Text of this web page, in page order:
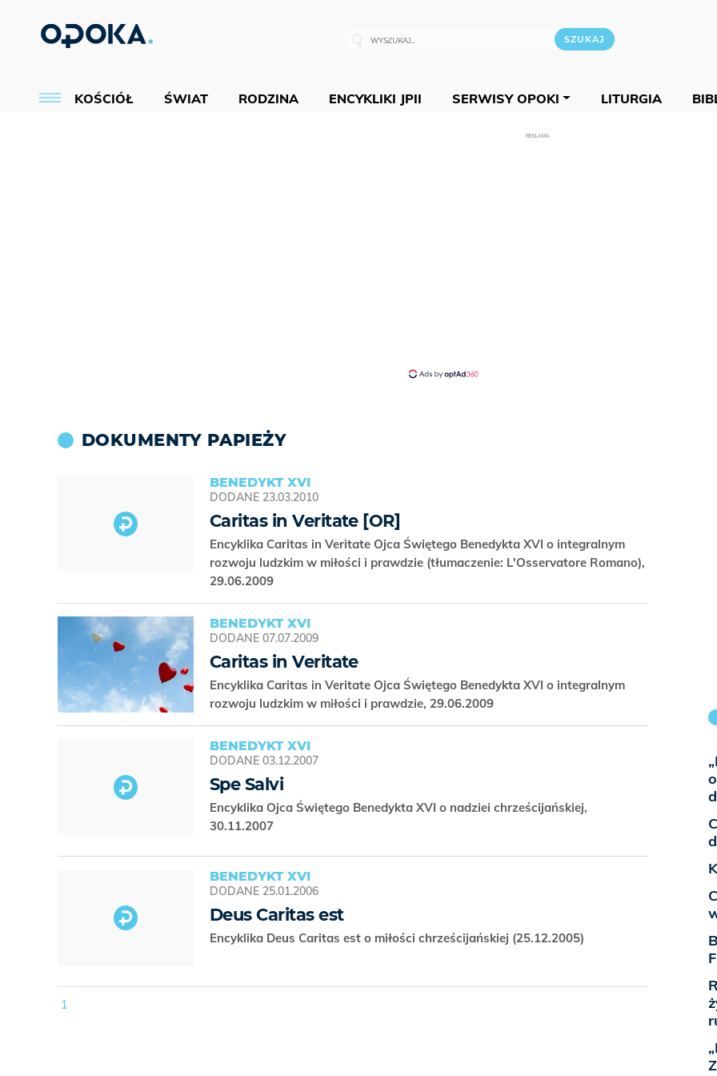
KOŚCIÓŁ ŚWIAT RODZINA ENCYKLIKI JPII SERWISY OPOKI LITURGIA
REKLAMA
DOKUMENTY PAPIEŻY
BENEDYKT XVI
DODANE 23.03.2010
Caritas in Veritate [OR]
Encyklika Caritas in Veritate Ojca Świętego Benedykta XVI o integralnym
rozwoju ludzkim w miłości i prawdzie (tłumaczenie: L'Osservatore Romano),
29.06.2009
BENEDYKT XVI
DODANE 07.07.2009
Caritas in Veritate
Encyklika Caritas in Veritate Ojca Świętego Benedykta XVI o integralnym
rozwoju ludzkim w miłości i prawdzie, 29.06.2009
BENEDYKT XVI
DODANE 03.12.2007
Spe Salvi
Encyklika Ojca Świętego Benedykta XVI o nadziei chrześcijańskiej,
30.11.2007
BENEDYKT XVI
DODANE 25.01.2006
Deus Caritas est
Encyklika Deus Caritas est o miłości chrześcijańskiej (25.12.2005)
1